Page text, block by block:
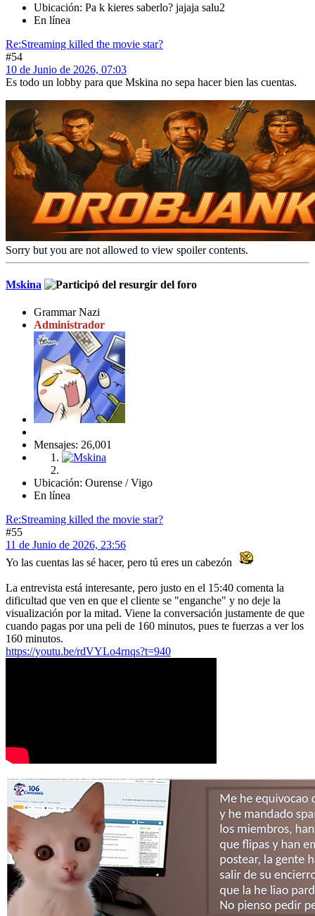
Ubicación: Pa k kieres saberlo? jajaja salu2
En línea
Re:Streaming killed the movie star?
#54
10 de Junio de 2026, 07:03
Es todo un lobby para que Mskina no sepa hacer bien las cuentas.
Sorry but you are not allowed to view spoiler contents.
Mskina
Grammar Nazi
Administrador
Mensajes: 26,001
Ubicación: Ourense / Vigo
En línea
Re:Streaming killed the movie star?
#55
11 de Junio de 2026, 23:56
Yo las cuentas las sé hacer, pero tú eres un cabezón
La entrevista está interesante, pero justo en el 15:40 comenta la
dificultad que ven en que el cliente se "enganche" y no deje la
visualización por la mitad. Viene la conversación justamente de que
cuando pagas por una peli de 160 minutos, pues te fuerzas a ver los
160 minutos.
https://youtu.be/rdVYLo4rnqs?t=940